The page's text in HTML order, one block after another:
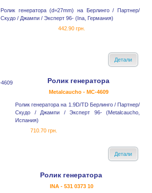
Ролик генератора (d=27mm) на Берлинго / Партнер/
Скудо / Джампи / Эксперт 96- (Ina, Германия)
442.90 грн.
Детали
Ролик генератора
Metalcaucho - MC-4609
Ролик генератора на 1.9D/TD Берлинго / Партнер/
Скудо / Джампи / Эксперт 96- (Metalcaucho,
Испания)
710.70 грн.
Детали
Ролик генератора
INA - 531 0373 10